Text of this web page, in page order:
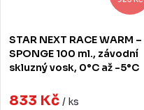
STAR NEXT RACE WARM –
SPONGE 100 ml., závodní
skluzný vosk, 0°C až -5°C
833 Kč / ks